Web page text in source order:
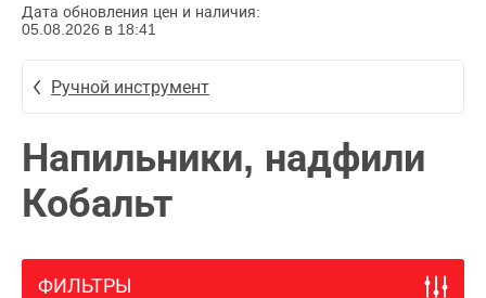
Дата обновления цен и наличия:
05.08.2026 в 18:41
Ручной инструмент
Напильники, надфили
Кобальт
ФИЛЬТРЫ